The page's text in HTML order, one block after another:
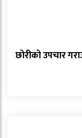
छोरीको उपचार